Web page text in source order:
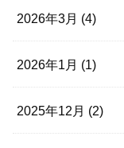
2026年3月 (4)
2026年1月 (1)
2025年12月 (2)